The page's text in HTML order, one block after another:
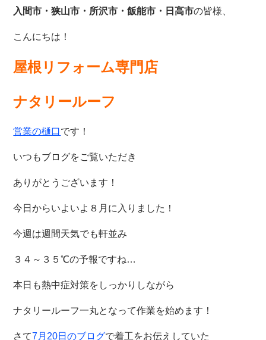
入間市・狭山市・所沢市・飯能市・日高市の皆様、
こんにちは！
屋根リフォーム専門店
ナタリールーフ
営業の樋口です！
いつもブログをご覧いただき
ありがとうございます！
今日からいよいよ８月に入りました！
今週は週間天気でも軒並み
３４～３５℃の予報ですね…
本日も熱中症対策をしっかりしながら
ナタリールーフ一丸となって作業を始めます！
さて7月20日のブログで着工をお伝えしていた